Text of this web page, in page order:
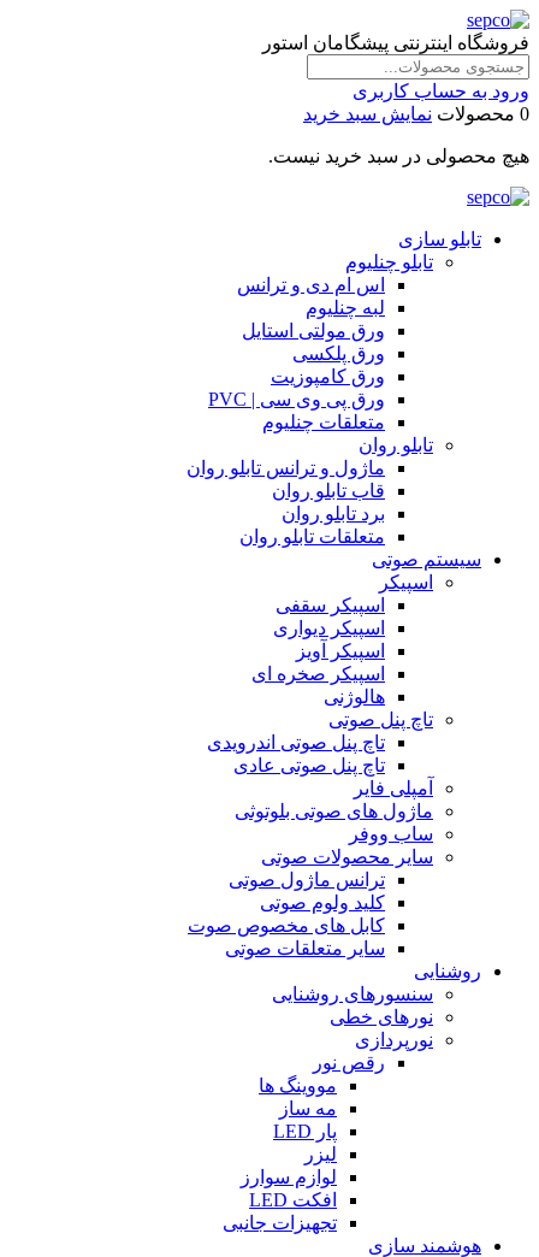
فروشگاه اینترنتی پیشگامان استور
ورود به حساب کاربری
0 محصولات
نمایش سبد خرید
هیچ محصولی در سبد خرید نیست.
تابلو سازی
تابلو چنلیوم
اس ام دی و ترانس
لبه چنلیوم
ورق مولتی استایل
ورق پلکسی
ورق کامپوزیت
ورق پی وی سی | PVC
متعلقات چنلیوم
تابلو روان
ماژول و ترانس تابلو روان
قاب تابلو روان
برد تابلو روان
متعلقات تابلو روان
سیستم صوتی
اسپیکر
اسپیکر سقفی
اسپیکر دیواری
اسپیکر آویز
اسپیکر صخره ای
هالوژنی
تاچ پنل صوتی
تاچ پنل صوتی اندرویدی
تاچ پنل صوتی عادی
آمپلی فایر
ماژول های صوتی بلوتوثی
ساب ووفر
سایر محصولات صوتی
ترانس ماژول صوتی
کلید ولوم صوتی
کابل های مخصوص صوت
سایر متعلقات صوتی
روشنایی
سنسورهای روشنایی
نورهای خطی
نورپردازی
رقص نور
مووینگ ها
مه ساز
پار LED
لیزر
لوازم سوارز
افکت LED
تجهیزات جانبی
هوشمند سازی